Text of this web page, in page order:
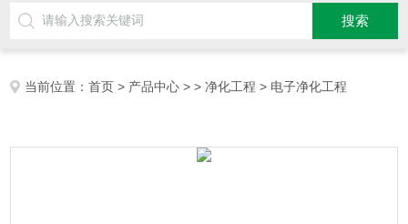
当前位置：首页 > 产品中心 > >净化工程 > 电子净化工程